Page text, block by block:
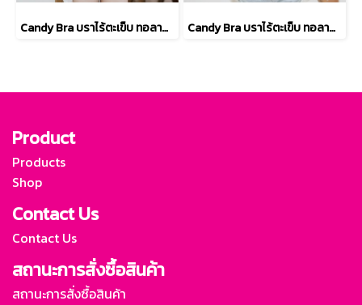
Candy Bra บราไร้ตะเข็บ ทอลายริ้ว ดีไซน์อกชิดสวย ด้วยฟองน้ำแบบดันทรง สีม่วงอ่อน รหัส TBRA13 Candy Bra บราไร้ตะเข็บ ทอลายริ้ว ดีไซน์อกชิดสวย ด้วยฟองน้ำแบบดันทรง สีเขียวอ่อน รหัส TBRA13
Product
Products
Shop
Contact Us
Contact Us
สถานะการสั่งซื้อสินค้า
สถานะการสั่งซื้อสินค้า